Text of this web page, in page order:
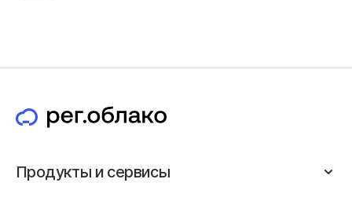
Продукты и сервисы